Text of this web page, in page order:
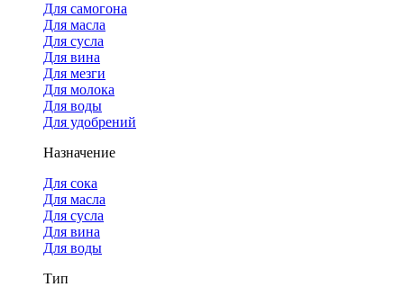
Для самогона
Для масла
Для сусла
Для вина
Для мезги
Для молока
Для воды
Для удобрений
Назначение
Для сока
Для масла
Для сусла
Для вина
Для воды
Тип